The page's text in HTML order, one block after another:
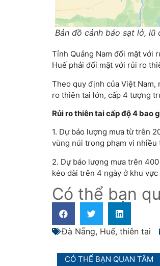
Bản đồ cảnh báo sạt lở, lũ
Tỉnh Quảng Nam đối mặt với
Huế phải đối mặt với rủi ro
Theo quy định của Việt
ro thiên tai lớn, cấp 4 tượng
Rủi ro thiên tai cấp độ 4 bao
1. Dự báo lượng mưa từ trên
vùng núi trong phạm vi nhiều
2. Dự báo lượng mưa trên
kéo dài trên 4 ngày ở khu
Có thể bạn
Đà Nẵng, Huế, thiên tai
CÓ THỂ BẠN QUAN TÂM